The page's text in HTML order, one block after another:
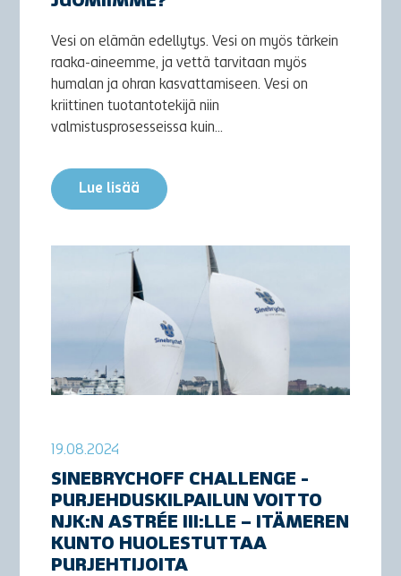
Vesi on elämän edellytys. Vesi on myös tärkein
raaka-aineemme, ja vettä tarvitaan myös
humalan ja ohran kasvattamiseen. Vesi on
kriittinen tuotantotekijä niin
valmistusprosesseissa kuin...
Lue lisää
19.08.2024
SINEBRYCHOFF CHALLENGE -
PURJEHDUSKILPAILUN VOITTO
NJK:N ASTRÉE III:LLE – ITÄMEREN
KUNTO HUOLESTUTTAA
PURJEHTIJOITA